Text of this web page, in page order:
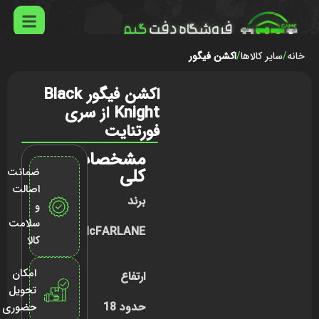
خانه سایر کالاها اکشن فیگور
اکشن فیگور Black
Knight از سری
فورتنایت
مشخصات
کلی
برند
McFARLANE
ارتفاع
حدود 18
ضمانت
اصالت
و
سلامت
کالا
امکان
تحویل
حضوری